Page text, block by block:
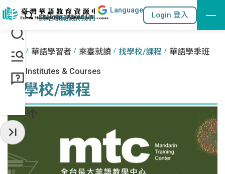
跳到主要內容區塊
::: 站內搜尋
網站導覽關於我們
Language
Login 登入
:::
首頁 華語學習者 來臺就讀 找學校/課程 華語學季班
Find Institutes & Courses
找學校/課程
收起常用服務